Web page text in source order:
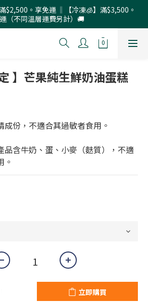
$2,500。享免運 ‖【冷凍🧊】滿$3,500。
（不同溫層運費另計）🚚
定 】芒果純生鮮奶油蛋糕
成份，不適合其過敏者食用。
品含牛奶、蛋、小麥（麩質），不適
。
立即購買